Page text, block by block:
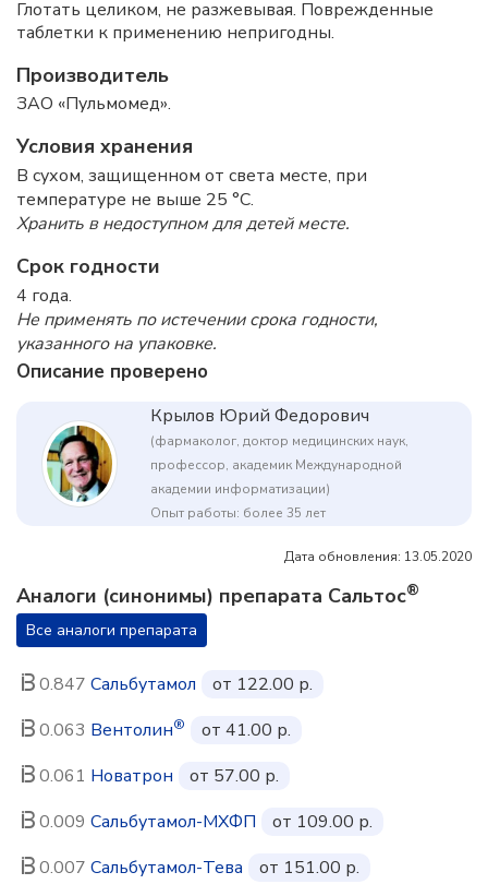
Глотать целиком, не разжевывая. Поврежденные
таблетки к применению непригодны.
Производитель
ЗАО «Пульмомед».
Условия хранения
В сухом, защищенном от света месте, при
температуре не выше 25 °C.
Хранить в недоступном для детей месте.
Срок годности
4 года.
Не применять по истечении срока годности,
указанного на упаковке.
Описание проверено
Крылов Юрий Федорович
(фармаколог, доктор медицинских наук,
профессор, академик Международной
академии информатизации)
Опыт работы: более 35 лет
Дата обновления: 13.05.2020
Аналоги (синонимы) препарата Сальтос®
Все аналоги препарата
0.847 Сальбутамол
от 122.00 р.
0.063 Вентолин®
от 41.00 р.
0.061 Новатрон
от 57.00 р.
0.009 Сальбутамол-МХФП
от 109.00 р.
0.007 Сальбутамол-Тева
от 151.00 р.